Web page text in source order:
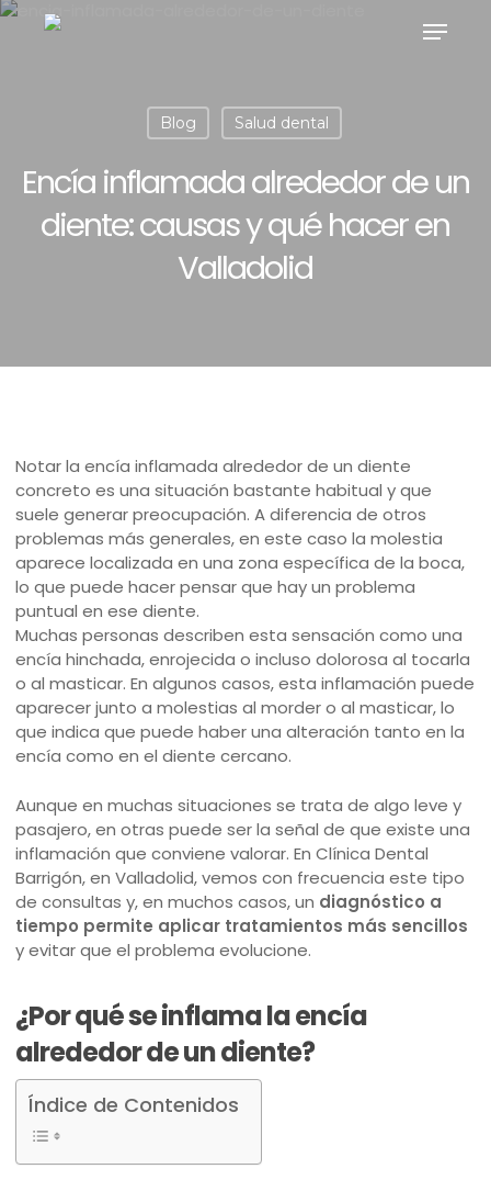
Skip
Menu
Blog Salud dental
Encía inflamada alrededor de un
diente: causas y qué hacer en
Valladolid
Notar la encía inflamada alrededor de un diente
concreto es una situación bastante habitual y que
suele generar preocupación. A diferencia de otros
problemas más generales, en este caso la molestia
aparece localizada en una zona específica de la boca,
lo que puede hacer pensar que hay un problema
puntual en ese diente.
Muchas personas describen esta sensación como una
encía hinchada, enrojecida o incluso dolorosa al tocarla
o al masticar. En algunos casos, esta inflamación puede
aparecer junto a molestias al morder o al masticar, lo
que indica que puede haber una alteración tanto en la
encía como en el diente cercano.
Aunque en muchas situaciones se trata de algo leve y
pasajero, en otras puede ser la señal de que existe una
inflamación que conviene valorar. En Clínica Dental
Barrigón, en Valladolid, vemos con frecuencia este tipo
de consultas y, en muchos casos, un diagnóstico a
tiempo permite aplicar tratamientos más sencillos
y evitar que el problema evolucione.
¿Por qué se inflama la encía
alrededor de un diente?
Índice de Contenidos